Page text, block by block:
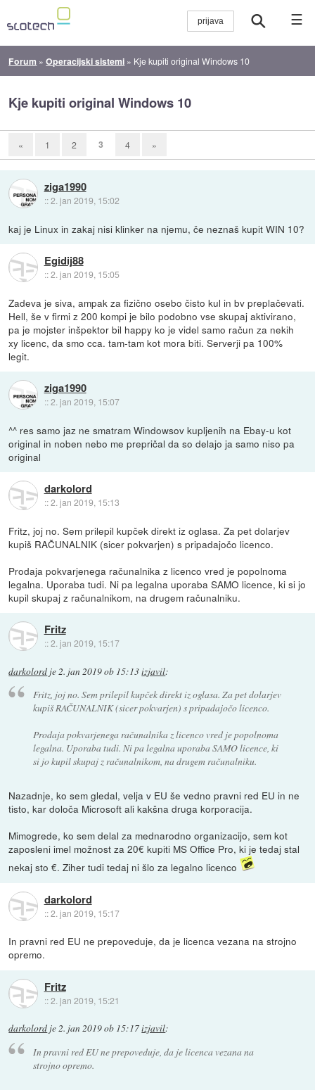
☰
Forum »Operacijski sistemi » Kje kupiti original Windows 10
Kje kupiti original Windows 10
« 1 2 3 4 »
ziga1990
::2. jan 2019, 15:02
kaj je Linux in zakaj nisi klinker na njemu, če neznaš kupit WIN 10?
Egidij88
::2. jan 2019, 15:05
Zadeva je siva, ampak za fizično osebo čisto kul in bv preplačevati.
Hell, še v firmi z 200 kompi je bilo podobno vse skupaj aktivirano,
pa je mojster inšpektor bil happy ko je videl samo račun za nekih
xy licenc, da smo cca. tam-tam kot mora biti. Serverji pa 100%
legit.
ziga1990
::2. jan 2019, 15:07
^^ res samo jaz ne smatram Windowsov kupljenih na Ebay-u kot
original in noben nebo me prepričal da so delajo ja samo niso pa
original
darkolord
::2. jan 2019, 15:13
Fritz, joj no. Sem prilepil kupček direkt iz oglasa. Za pet dolarjev
kupiš RAČUNALNIK (sicer pokvarjen) s pripadajočo licenco.
Prodaja pokvarjenega računalnika z licenco vred je popolnoma
legalna. Uporaba tudi. Ni pa legalna uporaba SAMO licence, ki si jo
kupil skupaj z računalnikom, na drugem računalniku.
Fritz
::2. jan 2019, 15:17
darkolord je2. jan 2019 ob 15:13izjavil:
Fritz, joj no. Sem prilepil kupček direkt iz oglasa. Za pet dolarjev
kupiš RAČUNALNIK (sicer pokvarjen) s pripadajočo licenco.
Prodaja pokvarjenega računalnika z licenco vred je popolnoma
legalna. Uporaba tudi. Ni pa legalna uporaba SAMO licence, ki
si jo kupil skupaj z računalnikom, na drugem računalniku.
Nazadnje, ko sem gledal, velja v EU še vedno pravni red EU in ne
tisto, kar določa Microsoft ali kakšna druga korporacija.
Mimogrede, ko sem delal za mednarodno organizacijo, sem kot
zaposleni imel možnost za 20€ kupiti MS Office Pro, ki je tedaj stal
nekaj sto €. Ziher tudi tedaj ni šlo za legalno licenco
darkolord
::2. jan 2019, 15:17
In pravni red EU ne prepoveduje, da je licenca vezana na strojno
opremo.
Fritz
::2. jan 2019, 15:21
darkolord je2. jan 2019 ob 15:17izjavil:
In pravni red EU ne prepoveduje, da je licenca vezana na
strojno opremo.